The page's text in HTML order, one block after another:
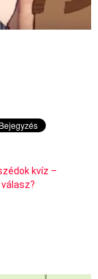
kvíz –